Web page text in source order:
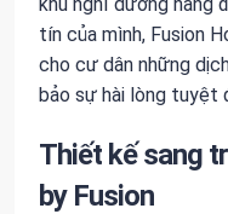
tín của mình, Fusion
cho cư dân những
bảo sự hài lòng tuyệt
Thiết kế sang
by Fusion